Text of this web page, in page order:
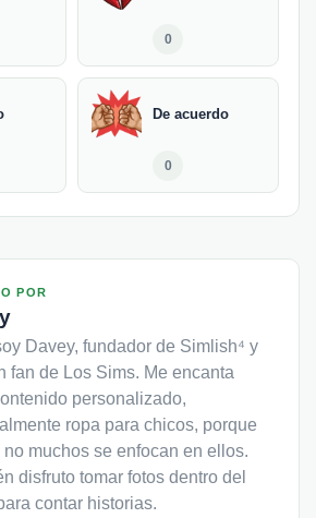
0
De acuerdo
0
POR
Davey, fundador de Simlish⁴ y
fan de Los Sims. Me encanta
personalizado,
ropa para chicos, porque
no muchos se enfocan en ellos.
disfruto tomar fotos dentro del
contar historias.